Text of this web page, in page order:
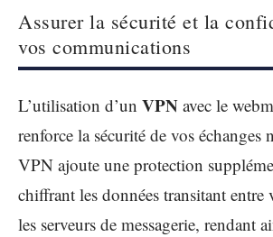
Assurer la sécurité et la
vos communications
L’utilisation d’un VPN avec le
renforce la sécurité de vos échanges
VPN ajoute une protection
chiffrant les données transitant entre
les serveurs de messagerie, rendant